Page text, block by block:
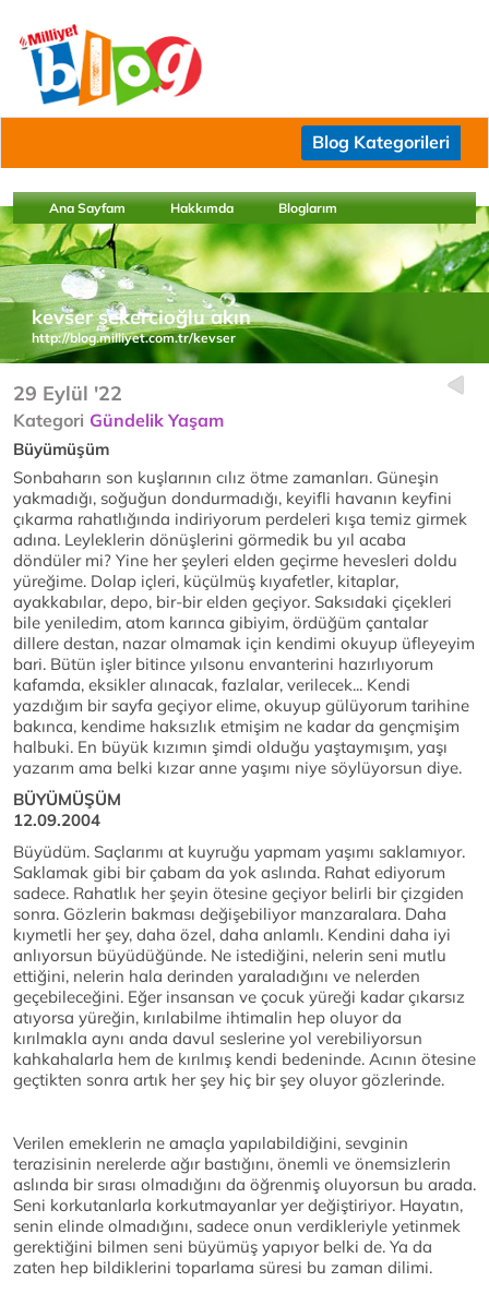
Blog Kategorileri
Ana Sayfam Hakkımda Bloglarım
kevser şekercioğlu akın
http://blog.milliyet.com.tr/kevser
29 Eylül '22
Kategori Gündelik Yaşam
Büyümüşüm
Sonbaharın son kuşlarının cılız ötme zamanları. Güneşin
yakmadığı, soğuğun dondurmadığı, keyifli havanın keyfini
çıkarma rahatlığında indiriyorum perdeleri kışa temiz girmek
adına. Leyleklerin dönüşlerini görmedik bu yıl acaba
döndüler mi? Yine her şeyleri elden geçirme hevesleri doldu
yüreğime. Dolap içleri, küçülmüş kıyafetler, kitaplar,
ayakkabılar, depo, bir-bir elden geçiyor. Saksıdaki çiçekleri
bile yeniledim, atom karınca gibiyim, ördüğüm çantalar
dillere destan, nazar olmamak için kendimi okuyup üfleyeyim
bari. Bütün işler bitince yılsonu envanterini hazırlıyorum
kafamda, eksikler alınacak, fazlalar, verilecek... Kendi
yazdığım bir sayfa geçiyor elime, okuyup gülüyorum tarihine
bakınca, kendime haksızlık etmişim ne kadar da gençmişim
halbuki. En büyük kızımın şimdi olduğu yaştaymışım, yaşı
yazarım ama belki kızar anne yaşımı niye söylüyorsun diye.
12.09.2004
Büyüdüm. Saçlarımı at kuyruğu yapmam yaşımı saklamıyor.
Saklamak gibi bir çabam da yok aslında. Rahat ediyorum
sadece. Rahatlık her şeyin ötesine geçiyor belirli bir çizgiden
sonra. Gözlerin bakması değişebiliyor manzaralara. Daha
kıymetli her şey, daha özel, daha anlamlı. Kendini daha iyi
anlıyorsun büyüdüğünde. Ne istediğini, nelerin seni mutlu
ettiğini, nelerin hala derinden yaraladığını ve nelerden
geçebileceğini. Eğer insansan ve çocuk yüreği kadar çıkarsız
atıyorsa yüreğin, kırılabilme ihtimalin hep oluyor da
kırılmakla aynı anda davul seslerine yol verebiliyorsun
kahkahalarla hem de kırılmış kendi bedeninde. Acının ötesine
geçtikten sonra artık her şey hiç bir şey oluyor gözlerinde.
Verilen emeklerin ne amaçla yapılabildiğini, sevginin
terazisinin nerelerde ağır bastığını, önemli ve önemsizlerin
aslında bir sırası olmadığını da öğrenmiş oluyorsun bu arada.
Seni korkutanlarla korkutmayanlar yer değiştiriyor. Hayatın,
senin elinde olmadığını, sadece onun verdikleriyle yetinmek
gerektiğini bilmen seni büyümüş yapıyor belki de. Ya da
zaten hep bildiklerini toparlama süresi bu zaman dilimi.